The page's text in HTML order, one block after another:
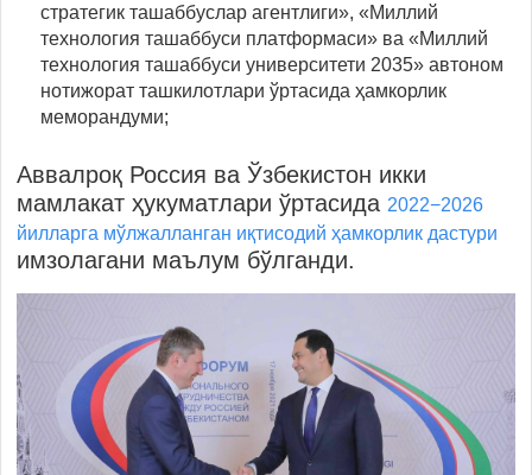
стратегик ташаббуслар агентлиги», «Миллий
технология ташаббуси платформаси» ва «Миллий
технология ташаббуси университети 2035» автоном
нотижорат ташкилотлари ўртасида ҳамкорлик
меморандуми;
Аввалроқ Россия ва Ўзбекистон икки
мамлакат ҳукуматлари ўртасида 2022−2026
йилларга мўлжалланган иқтисодий ҳамкорлик дастури
имзолагани маълум бўлганди.